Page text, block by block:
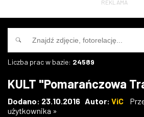
INWESTYCJE
IMPREZY
W KINACH
REKLAMA
Liczba prac w bazie: 24589
KULT "Pomarańczowa
Dodano: 23.10.2016 Autor: ViC
użytkownika »